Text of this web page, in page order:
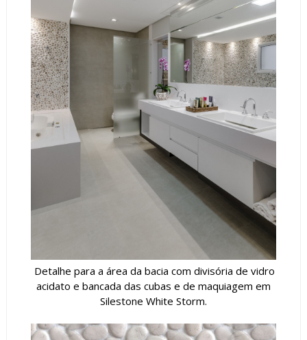
Detalhe para a área da bacia com divisória de vidro
acidato e bancada das cubas e de maquiagem em
Silestone White Storm.